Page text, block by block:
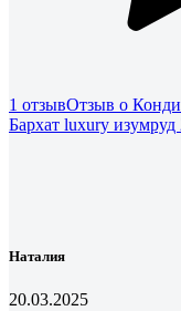
1 отзывОтзыв о
Бархат luxury
Наталия
20.03.2025